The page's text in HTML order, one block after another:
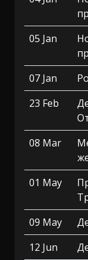
05 Jan
07 Jan
23 Feb
08 Mar
01 May
09 May
12 Jun